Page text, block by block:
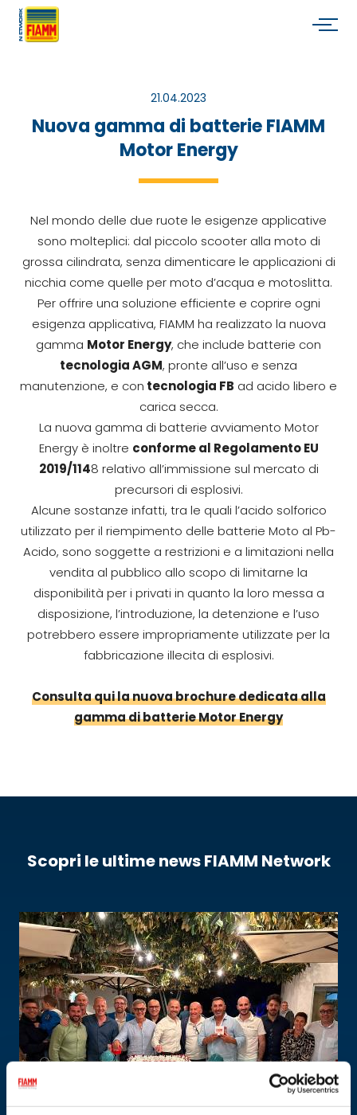
21.04.2023
Nuova gamma di batterie FIAMM
Motor Energy
Nel mondo delle due ruote le esigenze applicative
sono molteplici: dal piccolo scooter alla moto di
grossa cilindrata, senza dimenticare le applicazioni di
nicchia come quelle per moto d’acqua e motoslitta.
Per offrire una soluzione efficiente e coprire ogni
esigenza applicativa, FIAMM ha realizzato la nuova
gamma Motor Energy, che include batterie con
tecnologia AGM, pronte all’uso e senza
manutenzione, e con tecnologia FB ad acido libero e
carica secca.
La nuova gamma di batterie avviamento Motor
Energy è inoltre conforme al Regolamento EU
2019/1148 relativo all’immissione sul mercato di
precursori di esplosivi.
Alcune sostanze infatti, tra le quali l’acido solforico
utilizzato per il riempimento delle batterie Moto al Pb-
Acido, sono soggette a restrizioni e a limitazioni nella
vendita al pubblico allo scopo di limitarne la
disponibilità per i privati in quanto la loro messa a
disposizione, l’introduzione, la detenzione e l’uso
potrebbero essere impropriamente utilizzate per la
fabbricazione illecita di esplosivi.
Consulta qui la nuova brochure dedicata alla
gamma di batterie Motor Energy
Scopri le ultime news FIAMM Network